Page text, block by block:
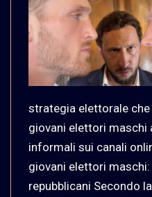
strategia elettorale
giovani elettori
informali sui canali
giovani elettori
repubblicani Secondo